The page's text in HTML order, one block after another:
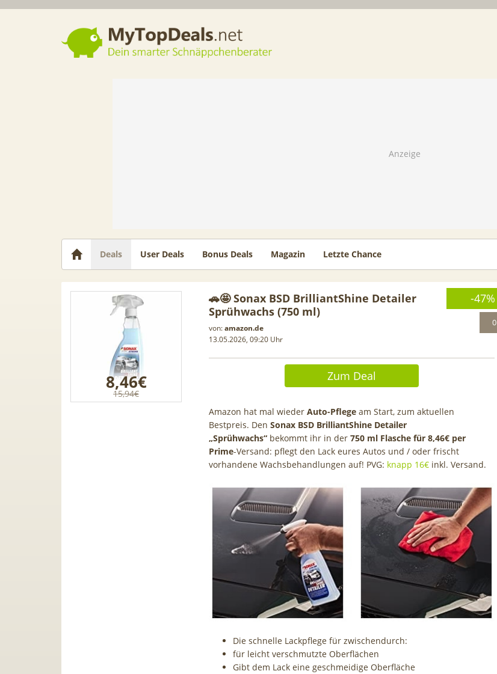
Dein smarter Schnäppchenberater
Deals User Deals Bonus Deals Magazin Letzte Chance
-47%
0
8,46€
15,94€
🚗🤩 Sonax BSD BrilliantShine Detailer
Sprühwachs (750 ml)
von:amazon.de
13.05.2026, 09:20 Uhr
Zum Deal
Amazon hat mal wieder Auto-Pflege am Start, zum aktuellen
Bestpreis. Den Sonax BSD BrilliantShine Detailer
„Sprühwachs“ bekommt ihr in der 750 ml Flasche für 8,46€ per
Prime-Versand: pflegt den Lack eures Autos und / oder frischt
vorhandene Wachsbehandlungen auf! PVG: knapp 16€ inkl. Versand.
Die schnelle Lackpflege für zwischendurch:
für leicht verschmutzte Oberflächen
Gibt dem Lack eine geschmeidige Oberfläche
Buds! 😮 Google Pixel 10a für
19€ + 20GB Vodafone 5G Allnet
für 14,99€ mtl. (Trade-In)
Gen2 🔋 1600Wh mit integr. 0W
Schalter, LiFePO4 Akku